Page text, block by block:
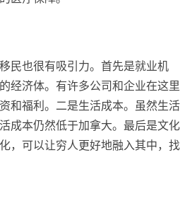
民也很有吸引力。首先是就业机
经济体。有许多公司和企业在这里
和福利。二是生活成本。虽然生活
成本仍然低于加拿大。最后是文化
，可以让穷人更好地融入其中，找